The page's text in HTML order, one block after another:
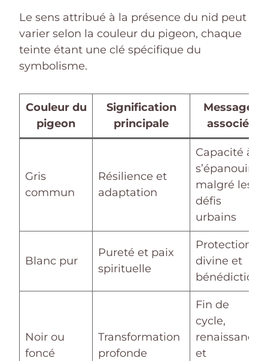
Le sens attribué à la présence du nid peut
varier selon la couleur du pigeon, chaque
teinte étant une clé spécifique du
symbolisme.
Couleur du
pigeon
Signification
principale
Message
associé
Gris
commun
Résilience et
adaptation
Capacité à
s’épanouir
malgré les
défis
urbains
Blanc pur
Pureté et paix
spirituelle
Protection
divine et
bénédiction
Noir ou
foncé
Transformation
profonde
Fin de
cycle,
renaissance
et